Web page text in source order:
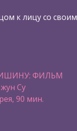
к лицу со
ФИЛЬМ
Су
90 мин.